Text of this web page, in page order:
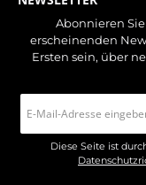
Abonnieren
erscheinenden
Ersten sein, über
Mail-
Adresse
Diese Seite ist